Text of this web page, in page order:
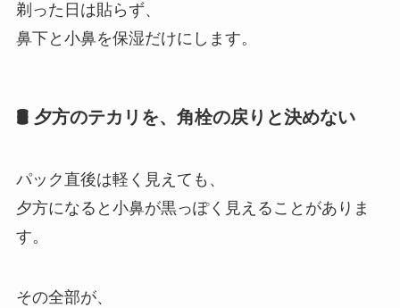
剃った日は貼らず、
鼻下と小鼻を保湿だけにします。
🛢 夕方のテカリを、角栓の戻りと決めない
パック直後は軽く見えても、
夕方になると小鼻が黒っぽく見えることがありま
す。
その全部が、